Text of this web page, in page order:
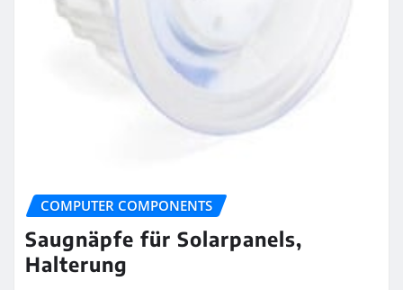
COMPUTER COMPONENTS
Saugnäpfe für Solarpanels,
Halterung